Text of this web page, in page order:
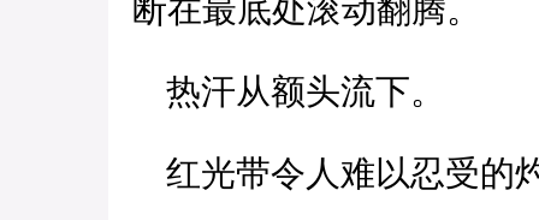
断在最底处滚动翻腾。
热汗从额头流下。
红光带令人难以忍受的